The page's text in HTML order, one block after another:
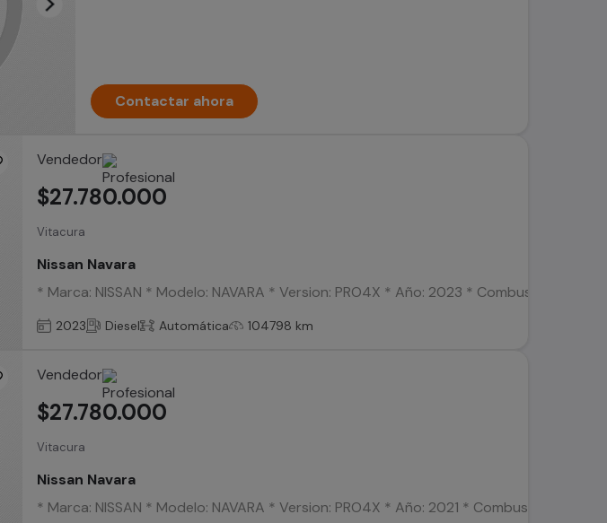
Contactar ahora
Vendedor
Vitacura
Nissan Navara
* Marca: NISSAN * Modelo: NAVARA * Version: PRO4X * Año: 2023 * Combustible:
$27.780.000
2023 Diesel Automática 104798 km
Vendedor
Vitacura
Nissan Navara
* Marca: NISSAN * Modelo: NAVARA * Version: PRO4X * Año: 2021 * Combustible:
$27.780.000